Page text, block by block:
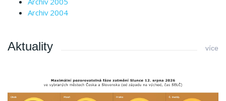
Archiv 2004
Aktuality více